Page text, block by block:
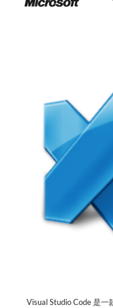
Visual Studio Code 是